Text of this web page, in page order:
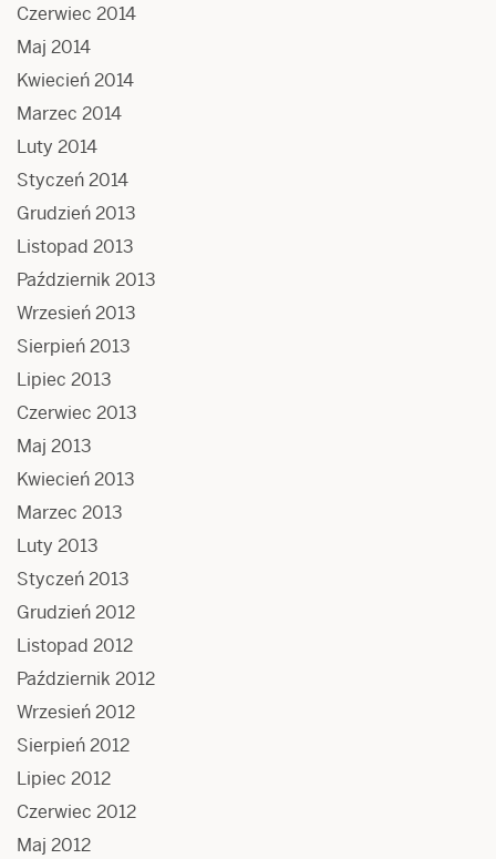
Czerwiec 2014
Maj 2014
Kwiecień 2014
Marzec 2014
Luty 2014
Styczeń 2014
Grudzień 2013
Listopad 2013
Październik 2013
Wrzesień 2013
Sierpień 2013
Lipiec 2013
Czerwiec 2013
Maj 2013
Kwiecień 2013
Marzec 2013
Luty 2013
Styczeń 2013
Grudzień 2012
Listopad 2012
Październik 2012
Wrzesień 2012
Sierpień 2012
Lipiec 2012
Czerwiec 2012
Maj 2012